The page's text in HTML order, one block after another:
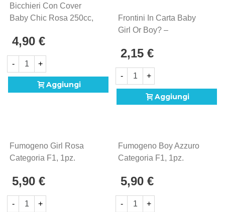
Bicchieri Con Cover
Baby Chic Rosa 250cc,
4,90 €
- +
Aggiungi
Frontini In Carta Baby
Girl Or Boy? –
2,15 €
- +
Aggiungi
Fumogeno Girl Rosa
Categoria F1, 1pz.
5,90 €
- +
Fumogeno Boy Azzuro
Categoria F1, 1pz.
5,90 €
- +